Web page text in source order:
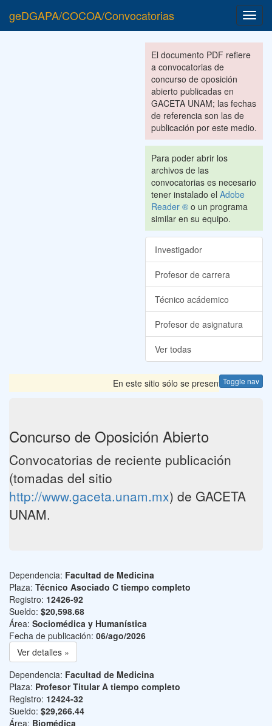
geDGAPA/COCOA/Convocatorias
El documento PDF refiere
a convocatorias de
concurso de oposición
abierto publicadas en
GACETA UNAM; las fechas
de referencia son las de
publicación por este medio.
Para poder abrir los
archivos de las
convocatorias es necesario
tener instalado el Adobe
Reader ® o un programa
similar en su equipo.
Investigador
Profesor de carrera
Técnico acádemico
Profesor de asignatura
Ver todas
Toggle nav
En este sitio sólo se presentan las
Concurso de Oposición Abierto
Convocatorias de reciente publicación
(tomadas del sitio
http://www.gaceta.unam.mx) de GACETA
UNAM.
Dependencia: Facultad de Medicina
Plaza: Técnico Asociado C tiempo completo
Registro: 12426-92
Sueldo: $20,598.68
Área: Sociomédica y Humanística
Fecha de publicación: 06/ago/2026
Ver detalles »
Dependencia: Facultad de Medicina
Plaza: Profesor Titular A tiempo completo
Registro: 12424-32
Sueldo: $29,266.44
Área: Biomédica